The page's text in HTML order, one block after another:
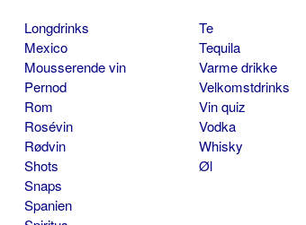
Longdrinks
Mexico
Mousserende vin
Pernod
Rom
Rosévin
Rødvin
Shots
Snaps
Spanien
Te
Tequila
Varme drikke
Velkomstdrinks
Vin quiz
Vodka
Whisky
Øl